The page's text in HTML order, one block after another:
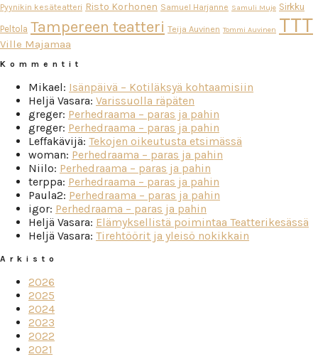
Pyynikin kesäteatteri Risto Korhonen Samuel Harjanne Samuli Muje Sirkku
Peltola Tampereen teatteri Teija Auvinen Tommi Auvinen TTT
Ville Majamaa
Kommentit
Mikael: Isänpäivä – Kotiläksyä kohtaamisiin
Heljä Vasara: Varissuolla räpäten
greger: Perhedraama – paras ja pahin
greger: Perhedraama – paras ja pahin
Leffakävijä: Tekojen oikeutusta etsimässä
woman: Perhedraama – paras ja pahin
Niilo: Perhedraama – paras ja pahin
terppa: Perhedraama – paras ja pahin
Paula2: Perhedraama – paras ja pahin
igor: Perhedraama – paras ja pahin
Heljä Vasara: Elämyksellistä poimintaa Teatterikesässä
Heljä Vasara: Tirehtöörit ja yleisö nokikkain
Arkisto
2026
2025
2024
2023
2022
2021